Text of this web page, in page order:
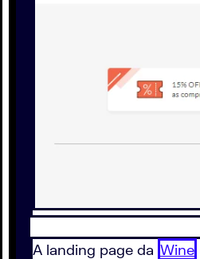
A landing page da Wine